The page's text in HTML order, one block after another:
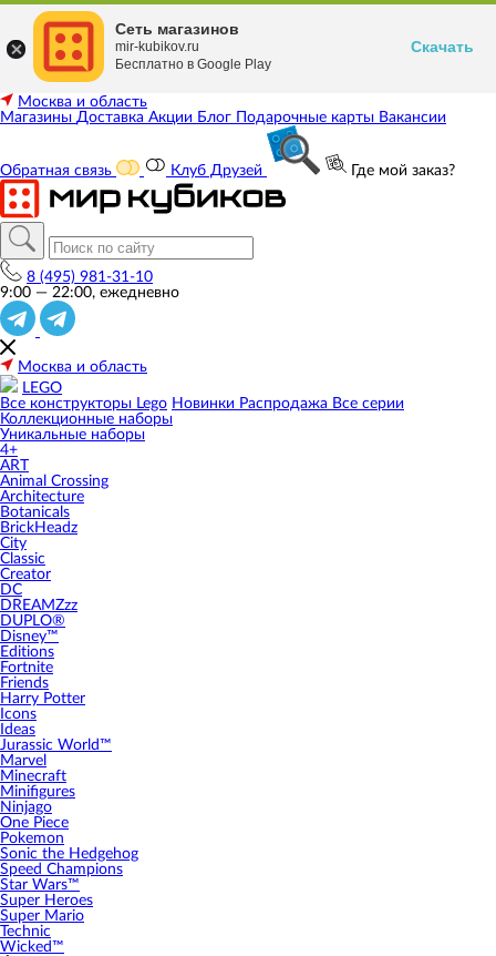
Москва и область
Магазины Доставка Акции Блог Подарочные карты Вакансии
Обратная связь Клуб Друзей Где мой заказ?
8 (495) 981-31-10
9:00 — 22:00, ежедневно
Москва и область
LEGO
Все конструкторы Lego Новинки Распродажа Все серии
Коллекционные наборы
Уникальные наборы
4+
ART
Animal Crossing
Architecture
Botanicals
BrickHeadz
City
Classic
Creator
DC
DREAMZzz
DUPLO®
Disney™
Editions
Fortnite
Friends
Harry Potter
Icons
Ideas
Jurassic World™
Marvel
Minecraft
Minifigures
Ninjago
One Piece
Pokemon
Sonic the Hedgehog
Speed Champions
Star Wars™
Super Heroes
Super Mario
Technic
Wicked™
Сеть магазинов
mir-kubikov.ru
Бесплатно в Google Play
Скачать